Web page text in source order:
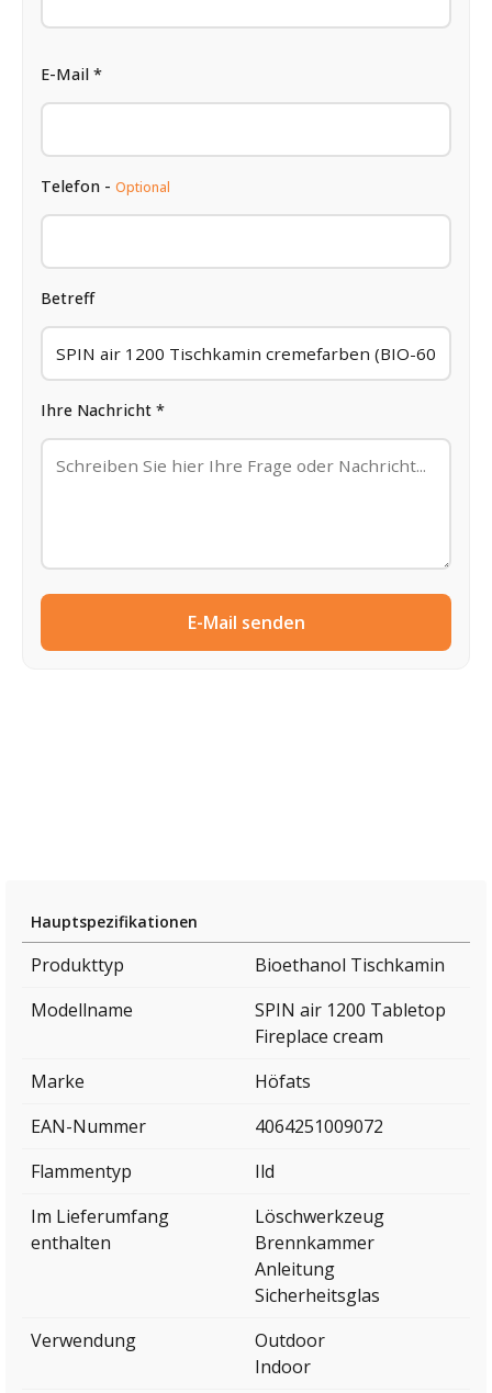
E-Mail *
Telefon - Optional
Betreff
Ihre Nachricht *
E-Mail senden
Hauptspezifikationen
Produkttyp
Bioethanol Tischkamin
Modellname
SPIN air 1200 Tabletop
Fireplace cream
Marke
Höfats
EAN-Nummer
4064251009072
Flammentyp
Ild
Im Lieferumfang
enthalten
Löschwerkzeug
Brennkammer
Anleitung
Sicherheitsglas
Verwendung
Outdoor
Indoor